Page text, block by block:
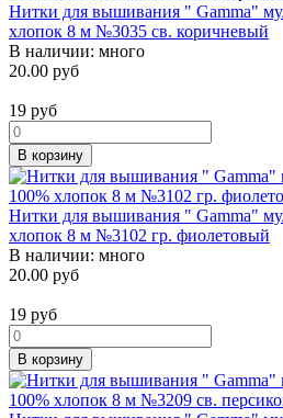
Нитки для вышивания " Gamma"
хлопок 8 м №3035 св. коричневый
В наличии: много
20.00 руб
19 руб
В корзину
Нитки для вышивания " Gamma"
хлопок 8 м №3102 гр. фиолетовый
В наличии: много
20.00 руб
19 руб
В корзину